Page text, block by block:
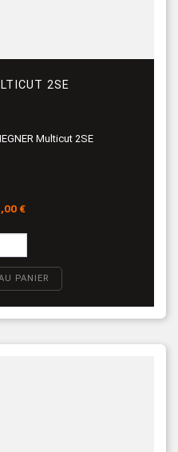
2SE
Multicut 2SE
€
PANIER